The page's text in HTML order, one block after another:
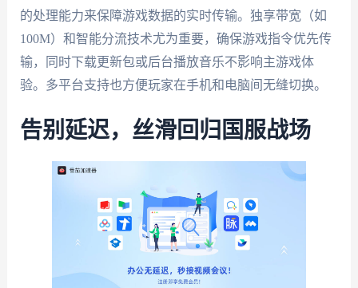
的处理能力来保障游戏数据的实时传输。独享带宽（如
100M）和智能分流技术尤为重要，确保游戏指令优先传
输，同时下载更新包或后台播放音乐不影响主游戏体
验。多平台支持也方便玩家在手机和电脑间无缝切换。
告别延迟，丝滑回归国服战场